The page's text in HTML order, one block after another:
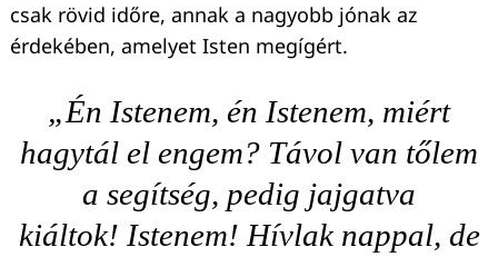
csak rövid időre, annak a nagyobb jónak az
érdekében, amelyet Isten megígért.
„Én Istenem, én Istenem, miért
hagytál el engem? Távol van tőlem
a segítség, pedig jajgatva
kiáltok! Istenem! Hívlak nappal, de